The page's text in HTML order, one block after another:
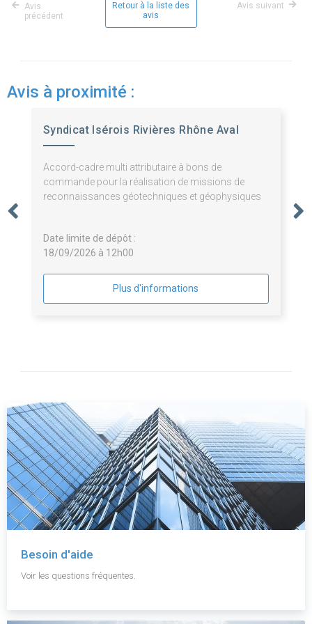
Avis
précédent
Retour à la liste des
avis
Avis suivant
Avis à proximité :
Syndicat Isérois Rivières Rhône Aval
Accord-cadre multi attributaire à bons de
commande pour la réalisation de missions de
reconnaissances géotechniques et géophysiques
Date limite de dépôt :
18/09/2026 à 12h00
Plus d'informations
Besoin d'aide
Voir les questions fréquentes.